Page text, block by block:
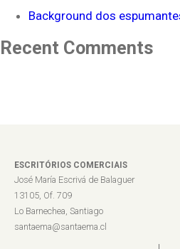
Background dos
Recent Comments
ESCRITÓRIOS COMERCIAIS
José María Escrivá de Balaguer
13105, Of. 709
Lo Barnechea, Santiago
santaema@santaema.cl